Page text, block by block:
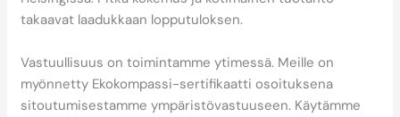
takaavat laadukkaan lopputuloksen.
Vastuullisuus on toimintamme ytimessä. Meille on
myönnetty Ekokompassi-sertifikaatti osoituksena
sitoutumisestamme ympäristövastuuseen. Käytämme